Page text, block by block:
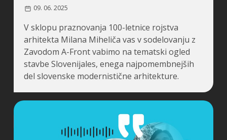
09. 06. 2025
V sklopu praznovanja 100-letnice rojstva
arhitekta Milana Miheliča vas v sodelovanju z
Zavodom A-Front vabimo na tematski ogled
stavbe Slovenijales, enega najpomembnejših
del slovenske modernistične arhitekture.